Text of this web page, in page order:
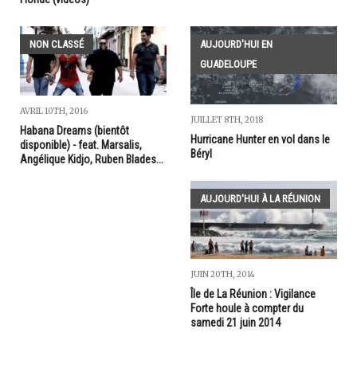
NON CLASSÉ
AVRIL 10TH, 2016
Habana Dreams (bientôt
disponible) - feat. Marsalis,
Angélique Kidjo, Ruben Blades...
AUJOURD'HUI EN
GUADELOUPE
JUILLET 8TH, 2018
Hurricane Hunter en vol dans le
Béryl
AUJOURD'HUI À LA RÉUNION
JUIN 20TH, 2014
Île de La Réunion : Vigilance
Forte houle à compter du
samedi 21 juin 2014